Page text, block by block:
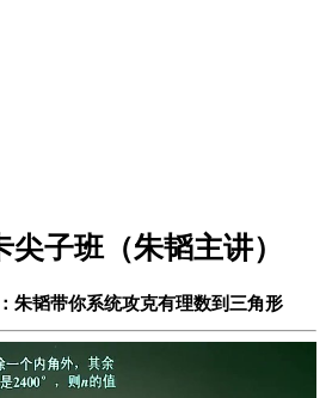
子班（朱韬主讲）
朱韬带你系统攻克有理数到三角形